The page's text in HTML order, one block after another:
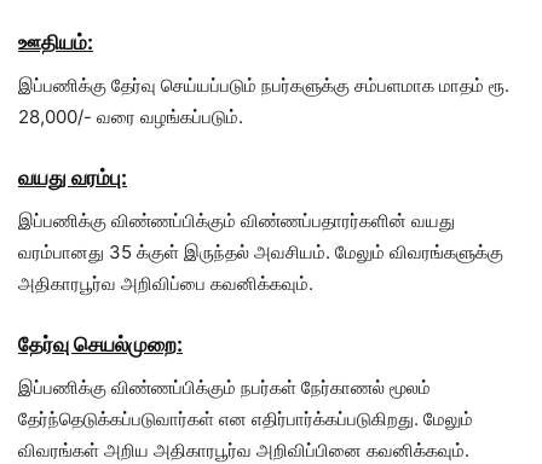
ஊதியம்:
இப்பணிக்கு தேர்வு செய்யப்படும் நபர்களுக்கு சம்பளமாக மாதம் ரூ.
28,000/- வரை வழங்கப்படும்.
வயது வரம்பு:
இப்பணிக்கு விண்ணப்பிக்கும் விண்ணப்பதாரர்களின் வயது
வரம்பானது 35 க்குள் இருந்தல் அவசியம். மேலும் விவரங்களுக்கு
அதிகாரபூர்வ அறிவிப்பை கவனிக்கவும்.
தேர்வு செயல்முறை:
இப்பணிக்கு விண்ணப்பிக்கும் நபர்கள் நேர்காணல் மூலம்
தேர்ந்தெடுக்கப்படுவார்கள் என எதிர்பார்க்கப்படுகிறது. மேலும்
விவரங்கள் அறிய அதிகாரபூர்வ அறிவிப்பினை கவனிக்கவும்.